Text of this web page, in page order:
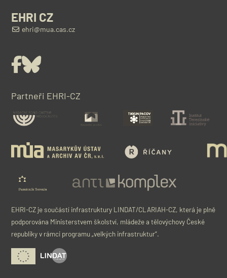
EHRI CZ
ehri@mua.cas.cz
FacebookBluesky
Partneři EHRI-CZ
EHRI-CZ je součástí infrastruktury LINDAT/CLARIAH-CZ, která je plně
podporována Ministerstvem školství, mládeže a tělovýchovy České
republiky v rámci programu „velkých infrastruktur“.